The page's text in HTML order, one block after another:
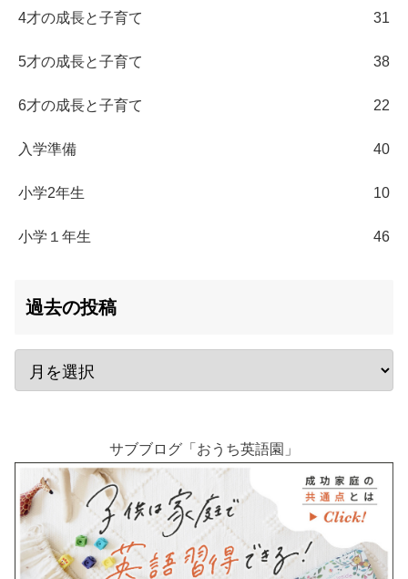
4才の成長と子育て 31
5才の成長と子育て 38
6才の成長と子育て 22
入学準備 40
小学2年生 10
小学１年生 46
過去の投稿
サブブログ「おうち英語園」